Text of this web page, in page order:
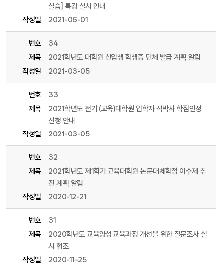
실습] 특강 실시 안내
작성일
2021-06-01
번호
34
제목
2021학년도 대학원 신입생 학생증 단체 발급 계획 알림
작성일
2021-03-05
번호
33
제목
2021학년도 전기 (교육)대학원 입학자 석박사 학점인정
신청 안내
작성일
2021-03-05
번호
32
제목
2021학년도 제1학기 교육대학원 논문대체학점 이수제 추
진 계획 알림
작성일
2020-12-21
번호
31
제목
2020학년도 교육양성 교육과정 개선을 위한 질문조사 실
시 협조
작성일
2020-11-25